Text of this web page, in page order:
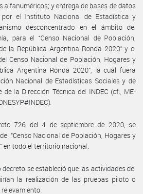
alfanuméricos; y entrega de bases de datos
por el Instituto Nacional de Estadística y
desconcentrado en el ámbito del
para el “Censo Nacional de Población,
la República Argentina Ronda 2020” y el
Censo Nacional de Población, Hogares y
Argentina Ronda 2020”, la cual fuera
Nacional de Estadísticas Sociales y de
de la Dirección Técnica del INDEC (cf., ME-
726 del 4 de septiembre de 2020, se
“Censo Nacional de Población, Hogares y
en todo el territorio nacional.
se estableció que las actividades del
la realización de las pruebas piloto o